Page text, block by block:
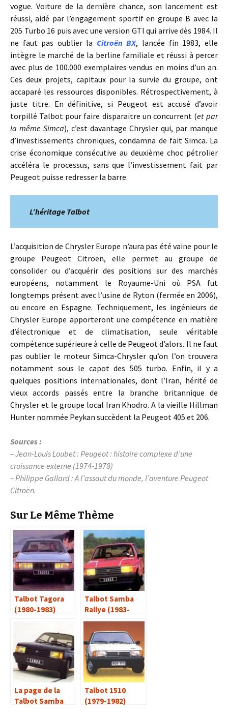
vogue. Voiture de la dernière chance, son lancement est
réussi, aidé par l’engagement sportif en groupe B avec la
205 Turbo 16 puis avec une version GTI qui arrive dès 1984. Il
ne faut pas oublier la Citroën BX, lancée fin 1983, elle
intègre le marché de la berline familiale et réussi à percer
avec plus de 100.000 exemplaires vendus en moins d’un an.
Ces deux projets, capitaux pour la survie du groupe, ont
accaparé les ressources disponibles. Rétrospectivement, à
juste titre. En définitive, si Peugeot est accusé d’avoir
torpillé Talbot pour faire disparaitre un concurrent (et par
la même Simca), c’est davantage Chrysler qui, par manque
d’investissements chroniques, condamna de fait Simca. La
crise économique consécutive au deuxième choc pétrolier
accéléra le processus, sans que l’investissement fait par
Peugeot puisse redresser la barre.
L’héritage Talbot
L’acquisition de Chrysler Europe n’aura pas été vaine pour le
groupe Peugeot Citroën, elle permet au groupe de
consolider ou d’acquérir des positions sur des marchés
européens, notamment le Royaume-Uni où PSA fut
longtemps présent avec l’usine de Ryton (fermée en 2006),
ou encore en Espagne. Techniquement, les ingénieurs de
Chrysler Europe apporteront une compétence en matière
d’électronique et de climatisation, seule véritable
compétence supérieure à celle de Peugeot d’alors. Il ne faut
pas oublier le moteur Simca-Chrysler qu’on l’on trouvera
notamment sous le capot des 505 turbo. Enfin, il y a
quelques positions internationales, dont l’Iran, hérité de
vieux accords passés entre la branche britannique de
Chrysler et le groupe local Iran Khodro. A la vieille Hillman
Hunter nommée Peykan succèdent la Peugeot 405 et 206.
Sources :
– Jean-Louis Loubet : Peugeot: histoire complexe d’une
croissance externe (1974-1978)
– Philippe Gallard : A l’assaut du monde, l’aventure Peugeot
Citroën.
Sur Le Même Thème
Talbot Tagora
(1980-1983)
Talbot Samba
Rallye (1983-
1985)
La page de la
Talbot Samba
Talbot 1510
(1979-1982)